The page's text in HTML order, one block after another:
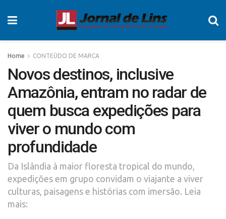
Home CONTEÚDO DE MARCA
Novos destinos, inclusive
Amazônia, entram no radar de
quem busca expedições para
viver o mundo com
profundidade
Da Islândia à maior floresta tropical do mundo,
expedições em grupo convidam o viajante a viver
culturas, paisagens e histórias com imersão. Leia
mais: